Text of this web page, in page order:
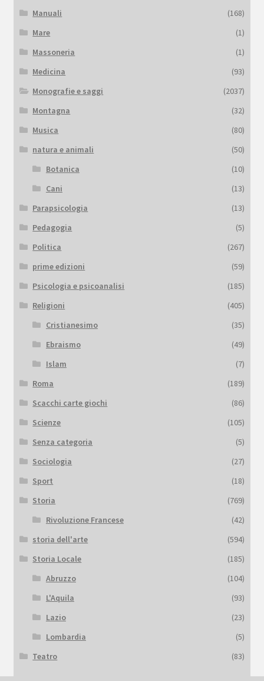
Manuali
(168)
Mare
(1)
Massoneria
(1)
Medicina
(93)
Monografie e saggi
(2037)
Montagna
(32)
Musica
(80)
natura e animali
(50)
Botanica
(10)
Cani
(13)
Parapsicologia
(13)
Pedagogia
(5)
Politica
(267)
prime edizioni
(59)
Psicologia e psicoanalisi
(185)
Religioni
(405)
Cristianesimo
(35)
Ebraismo
(49)
Islam
(7)
Roma
(189)
Scacchi carte giochi
(86)
Scienze
(105)
Senza categoria
(5)
Sociologia
(27)
Sport
(18)
Storia
(769)
Rivoluzione Francese
(42)
storia dell'arte
(594)
Storia Locale
(185)
Abruzzo
(104)
L'Aquila
(93)
Lazio
(23)
Lombardia
(5)
Teatro
(83)